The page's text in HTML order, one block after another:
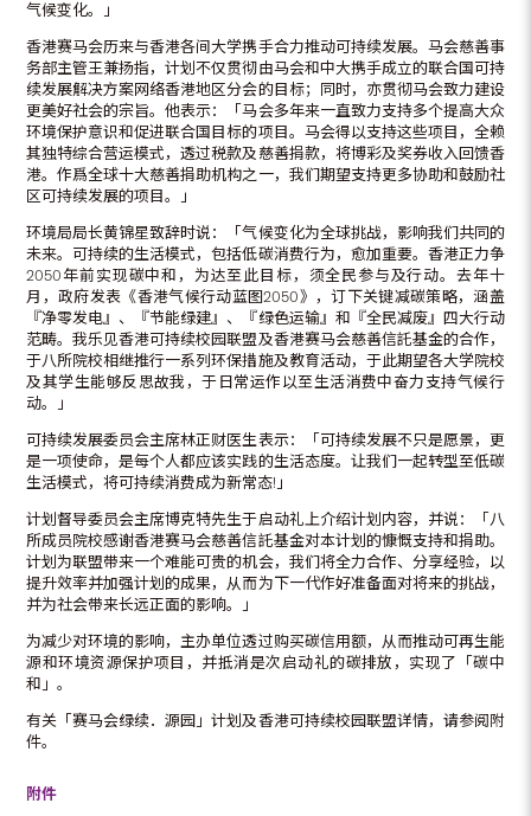
气候变化。」
香港赛马会历来与香港各间大学携手合力推动可持续发展。马会慈善事
务部主管王兼扬指，计划不仅贯彻由马会和中大携手成立的联合国可持
续发展解决方案网络香港地区分会的目标；同时，亦贯彻马会致力建设
更美好社会的宗旨。他表示：「马会多年来一直致力支持多个提高大众
环境保护意识和促进联合国目标的项目。马会得以支持这些项目，全赖
其独特综合营运模式，透过税款及慈善捐款，将博彩及奖券收入回馈香
港。作爲全球十大慈善捐助机构之一，我们期望支持更多协助和鼓励社
区可持续发展的项目。」
环境局局长黄锦星致辞时说：「气候变化为全球挑战，影响我们共同的
未来。可持续的生活模式，包括低碳消费行为，愈加重要。香港正力争
2050年前实现碳中和，为达至此目标，须全民参与及行动。去年十
月，政府发表《香港气候行动蓝图2050》，订下关键减碳策略，涵盖
『净零发电』、『节能绿建』、『绿色运输』和『全民减废』四大行动
范畴。我乐见香港可持续校园联盟及香港赛马会慈善信託基金的合作，
于八所院校相继推行一系列环保措施及教育活动，于此期望各大学院校
及其学生能够反思故我，于日常运作以至生活消费中奋力支持气候行
动。」
可持续发展委员会主席林正财医生表示：「可持续发展不只是愿景，更
是一项使命，是每个人都应该实践的生活态度。让我们一起转型至低碳
生活模式，将可持续消费成为新常态!」
计划督导委员会主席博克特先生于启动礼上介绍计划内容，并说：「八
所成员院校感谢香港赛马会慈善信託基金对本计划的慷慨支持和捐助。
计划为联盟带来一个难能可贵的机会，我们将全力合作、分享经验，以
提升效率并加强计划的成果，从而为下一代作好准备面对将来的挑战，
并为社会带来长远正面的影响。」
为减少对环境的影响，主办单位透过购买碳信用额，从而推动可再生能
源和环境资源保护项目，并抵消是次启动礼的碳排放，实现了「碳中
和」。
有关「赛马会绿续．源园」计划及香港可持续校园联盟详情，请参阅附
件。
附件